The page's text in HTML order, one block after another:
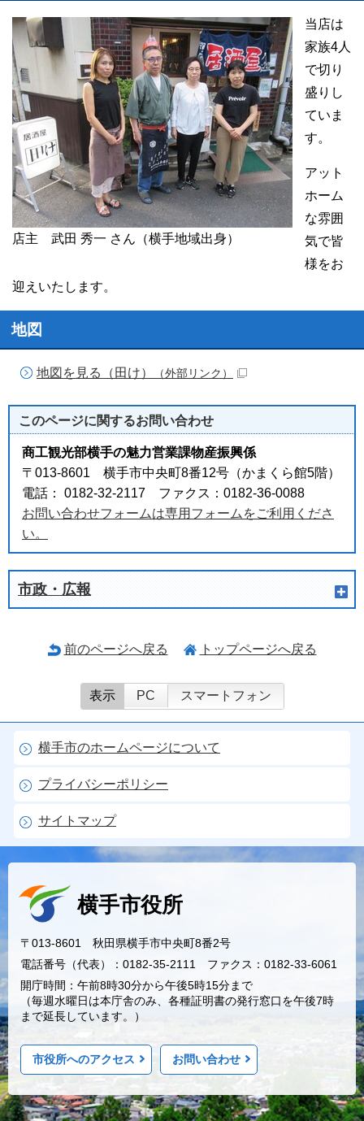
店主 武田 秀一 さん（横手地域出身）
当店は
家族4人
で切り
盛りし
ていま
す。
アット
ホーム
な雰囲
気で皆
様をお
迎えいたします。
地図
地図を見る（田け） （外部リンク）
このページに関するお問い合わせ
商工観光部横手の魅力営業課物産振興係
〒013-8601 横手市中央町8番12号（かまくら館5階）
電話： 0182-32-2117 ファクス：0182-36-0088
お問い合わせフォームは専用フォームをご利用くださ
い。
市政・広報
前のページへ戻る トップページへ戻る
表示 PC スマートフォン
横手市のホームページについて
プライバシーポリシー
サイトマップ
横手市役所
〒013-8601 秋田県横手市中央町8番2号
電話番号（代表）：0182-35-2111 ファクス：0182-33-6061
開庁時間：午前8時30分から午後5時15分まで
（毎週水曜日は本庁舎のみ、各種証明書の発行窓口を午後7時
まで延長しています。）
市役所へのアクセス お問い合わせ